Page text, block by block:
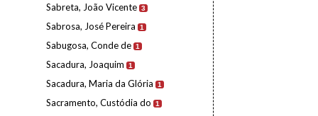
Sabreta, João Vicente 3
Sabrosa, José Pereira 1
Sabugosa, Conde de 1
Sacadura, Joaquim 1
Sacadura, Maria da Glória 1
Sacramento, Custódia do 1